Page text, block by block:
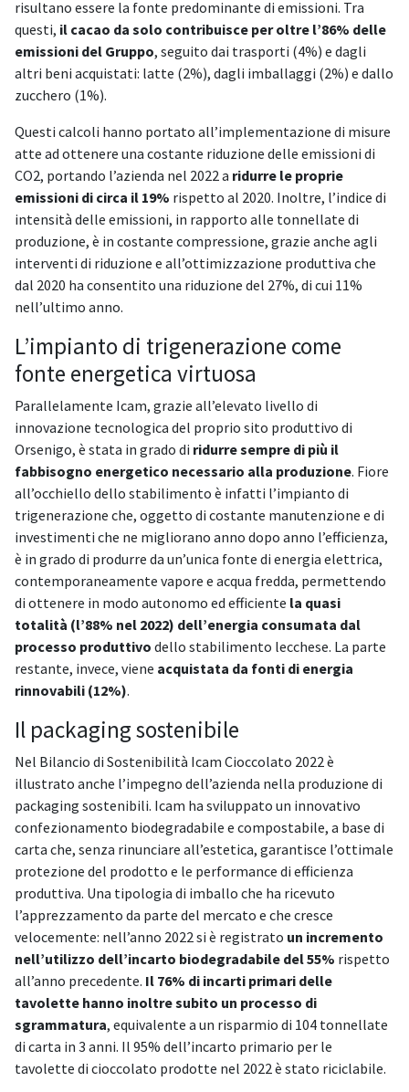
risultano essere la fonte predominante di emissioni. Tra
questi, il cacao da solo contribuisce per oltre l’86% delle
emissioni del Gruppo, seguito dai trasporti (4%) e dagli
altri beni acquistati: latte (2%), dagli imballaggi (2%) e dallo
zucchero (1%).
Questi calcoli hanno portato all’implementazione di misure
atte ad ottenere una costante riduzione delle emissioni di
CO2, portando l’azienda nel 2022 a ridurre le proprie
emissioni di circa il 19% rispetto al 2020. Inoltre, l’indice di
intensità delle emissioni, in rapporto alle tonnellate di
produzione, è in costante compressione, grazie anche agli
interventi di riduzione e all’ottimizzazione produttiva che
dal 2020 ha consentito una riduzione del 27%, di cui 11%
nell’ultimo anno.
L’impianto di trigenerazione come
fonte energetica virtuosa
Parallelamente Icam, grazie all’elevato livello di
innovazione tecnologica del proprio sito produttivo di
Orsenigo, è stata in grado di ridurre sempre di più il
fabbisogno energetico necessario alla produzione. Fiore
all’occhiello dello stabilimento è infatti l’impianto di
trigenerazione che, oggetto di costante manutenzione e di
investimenti che ne migliorano anno dopo anno l’efficienza,
è in grado di produrre da un’unica fonte di energia elettrica,
contemporaneamente vapore e acqua fredda, permettendo
di ottenere in modo autonomo ed efficiente la quasi
totalità (l’88% nel 2022) dell’energia consumata dal
processo produttivo dello stabilimento lecchese. La parte
restante, invece, viene acquistata da fonti di energia
rinnovabili (12%).
Il packaging sostenibile
Nel Bilancio di Sostenibilità Icam Cioccolato 2022 è
illustrato anche l’impegno dell’azienda nella produzione di
packaging sostenibili. Icam ha sviluppato un innovativo
confezionamento biodegradabile e compostabile, a base di
carta che, senza rinunciare all’estetica, garantisce l’ottimale
protezione del prodotto e le performance di efficienza
produttiva. Una tipologia di imballo che ha ricevuto
l’apprezzamento da parte del mercato e che cresce
velocemente: nell’anno 2022 si è registrato un incremento
nell’utilizzo dell’incarto biodegradabile del 55% rispetto
all’anno precedente. Il 76% di incarti primari delle
tavolette hanno inoltre subito un processo di
sgrammatura, equivalente a un risparmio di 104 tonnellate
di carta in 3 anni. Il 95% dell’incarto primario per le
tavolette di cioccolato prodotte nel 2022 è stato riciclabile.